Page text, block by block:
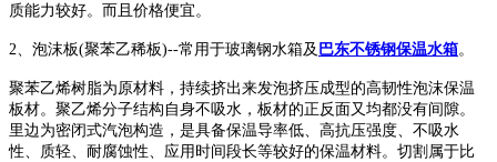
质能力较好。而且价格便宜。
2、泡沫板(聚苯乙稀板)--常用于玻璃钢水箱及 巴东不锈钢保温水箱。
聚苯乙烯树脂为原材料，持续挤出来发泡挤压成型的高韧性泡沫保温
板材。聚乙烯分子结构自身不吸水，板材的正反面又均都没有间隙。
里边为密闭式汽泡构造，是具备保温导率低、高抗压强度、不吸水
性、质轻、耐腐蚀性、应用时间段长等较好的保温材料。切割属于比